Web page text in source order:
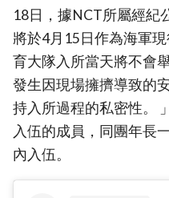
18日，據NCT所屬經紀
將於4月15日作為海軍
育大隊入所當天將不會
發生因現場擁擠導致的
持入所過程的私密性。
入伍的成員，同團年長
內入伍。